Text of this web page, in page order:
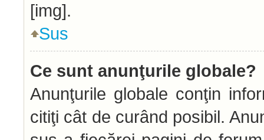
[img].
Sus
Ce sunt anunţurile globale?
Anunţurile globale conţin
citiţi cât de curând posibil.